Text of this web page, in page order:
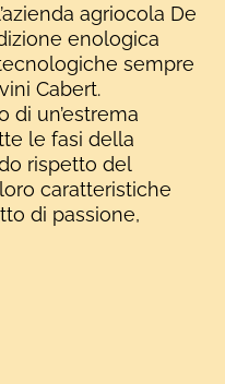
agriocola De
enologica
sempre
Cabert.
di un’estrema
le fasi della
rispetto del
caratteristiche
di passione,